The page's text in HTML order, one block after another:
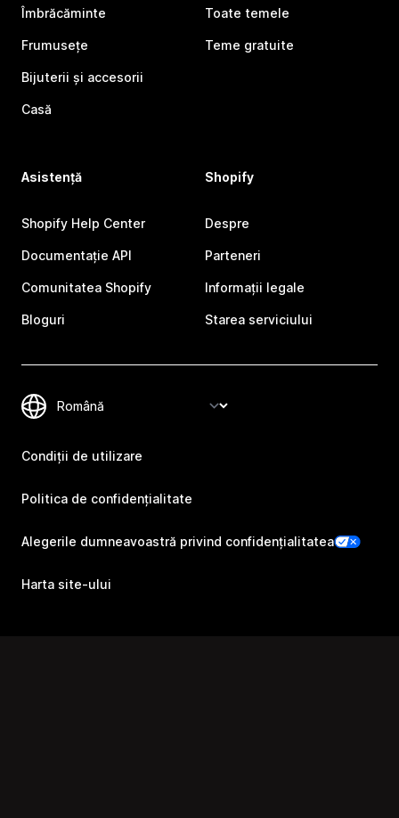
Îmbrăcăminte
Frumusețe
Bijuterii și accesorii
Casă
Toate temele
Teme gratuite
Asistență
Shopify Help Center
Documentație API
Comunitatea Shopify
Bloguri
Shopify
Despre
Parteneri
Informații legale
Starea serviciului
Condiții de utilizare
Politica de confidențialitate
Alegerile dumneavoastră privind confidențialitatea
Harta site-ului